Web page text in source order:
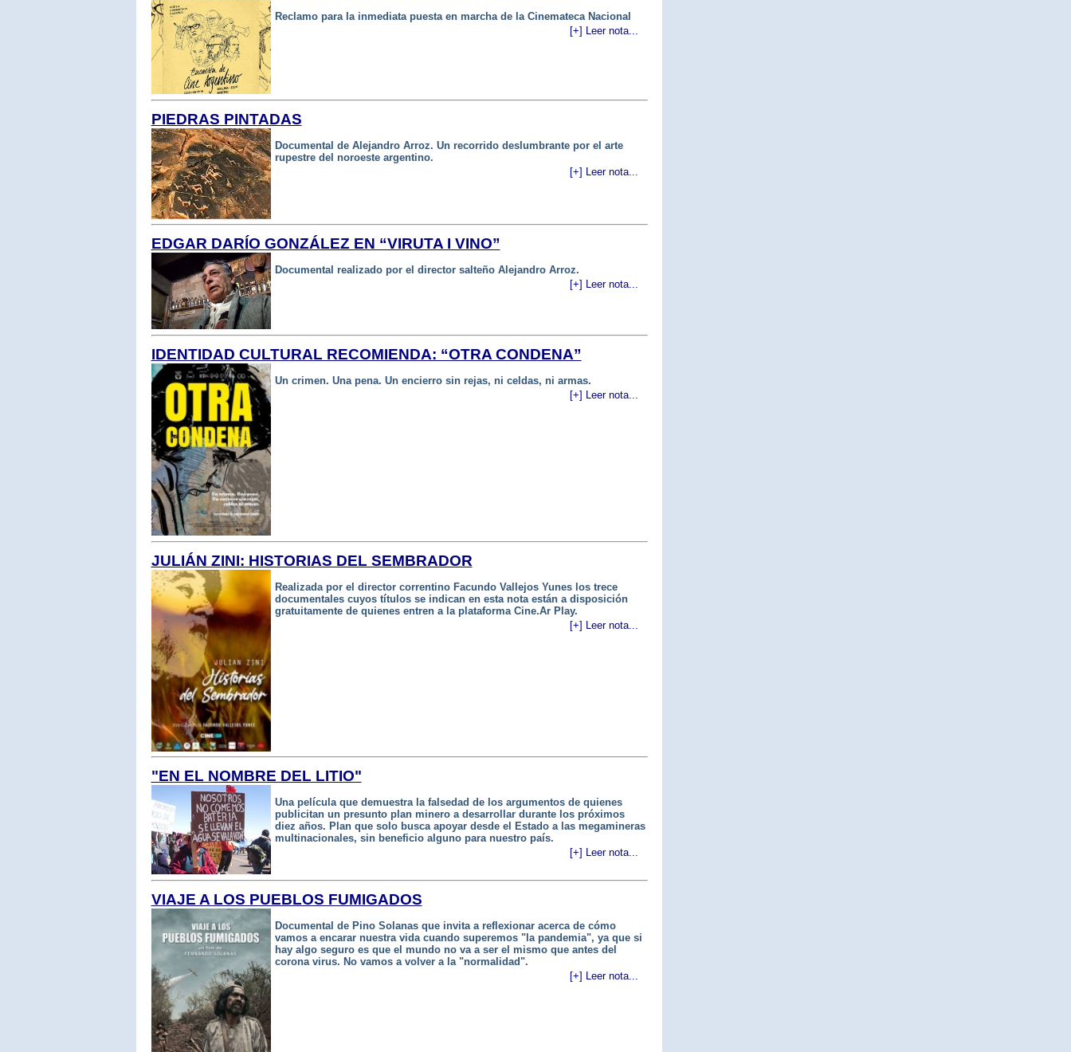
Reclamo para la inmediata puesta en marcha de la Cinemateca Nacional
[+] Leer nota...
PIEDRAS PINTADAS
Documental de Alejandro Arroz. Un recorrido deslumbrante por el arte
rupestre del noroeste argentino.
[+] Leer nota...
EDGAR DARÍO GONZÁLEZ EN “VIRUTA I VINO”
Documental realizado por el director salteño Alejandro Arroz.
[+] Leer nota...
IDENTIDAD CULTURAL RECOMIENDA: “OTRA CONDENA”
Un crimen. Una pena. Un encierro sin rejas, ni celdas, ni armas.
[+] Leer nota...
JULIÁN ZINI: HISTORIAS DEL SEMBRADOR
Realizada por el director correntino Facundo Vallejos Yunes los trece
documentales cuyos títulos se indican en esta nota están a disposición
gratuitamente de quienes entren a la plataforma Cine.Ar Play.
[+] Leer nota...
"EN EL NOMBRE DEL LITIO"
Una película que demuestra la falsedad de los argumentos de quienes
publicitan un presunto plan minero a desarrollar durante los próximos
diez años. Plan que solo busca apoyar desde el Estado a las megamineras
multinacionales, sin beneficio alguno para nuestro país.
[+] Leer nota...
VIAJE A LOS PUEBLOS FUMIGADOS
Documental de Pino Solanas que invita a reflexionar acerca de cómo
vamos a encarar nuestra vida cuando superemos "la pandemia", ya que si
hay algo seguro es que el mundo no va a ser el mismo que antes del
corona virus. No vamos a volver a la "normalidad".
[+] Leer nota...